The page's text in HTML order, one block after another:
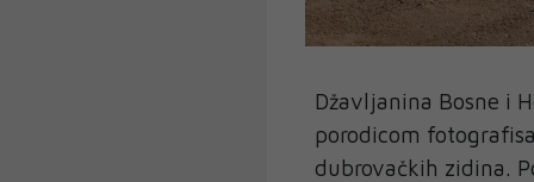
Džavljanina Bosne i
porodicom
dubrovačkih zidina.